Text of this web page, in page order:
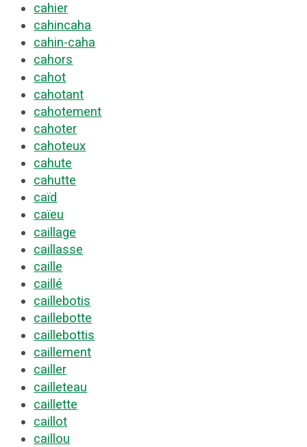
cahier
cahincaha
cahin-caha
cahors
cahot
cahotant
cahotement
cahoter
cahoteux
cahute
cahutte
caïd
caïeu
caillage
caillasse
caille
caillé
caillebotis
caillebotte
caillebottis
caillement
cailler
cailleteau
caillette
caillot
caillou